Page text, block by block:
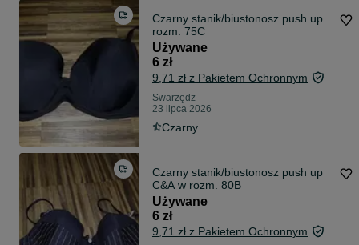
Czarny stanik/biustonosz push up
rozm. 75C
Używane
6 zł
9,71 zł z Pakietem Ochronnym
Swarzędz
23 lipca 2026
Czarny
Czarny stanik/biustonosz push up
C&A w rozm. 80B
Używane
6 zł
9,71 zł z Pakietem Ochronnym